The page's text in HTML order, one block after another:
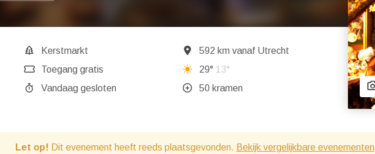
Kerstmarkt
Toegang gratis
Vandaag gesloten
592 km vanaf Utrecht
29° 13°
50 kramen
Let op! Dit evenement heeft reeds plaatsgevonden. Bekijk vergelijkbare evenementen